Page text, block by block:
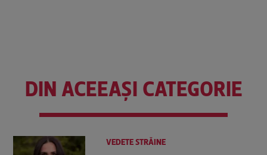
DIN ACEEAȘI CATEGORIE
VEDETE STRĂINE